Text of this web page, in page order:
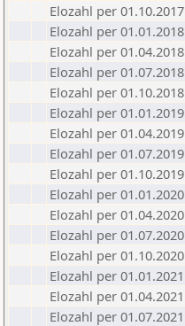
Elozahl per 01.10.2017
Elozahl per 01.01.2018
Elozahl per 01.04.2018
Elozahl per 01.07.2018
Elozahl per 01.10.2018
Elozahl per 01.01.2019
Elozahl per 01.04.2019
Elozahl per 01.07.2019
Elozahl per 01.10.2019
Elozahl per 01.01.2020
Elozahl per 01.04.2020
Elozahl per 01.07.2020
Elozahl per 01.10.2020
Elozahl per 01.01.2021
Elozahl per 01.04.2021
Elozahl per 01.07.2021